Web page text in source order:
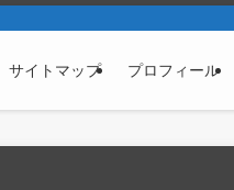
サイトマップ プロフィール